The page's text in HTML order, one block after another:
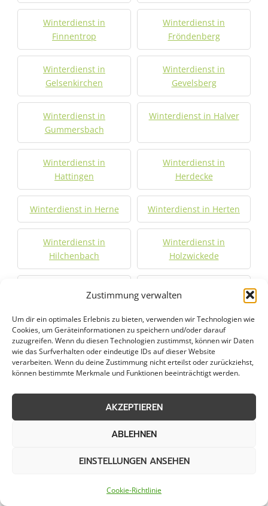
Zustimmung verwalten
Um dir ein optimales Erlebnis zu bieten, verwenden wir Technologien wie
Cookies, um Geräteinformationen zu speichern und/oder darauf
zuzugreifen. Wenn du diesen Technologien zustimmst, können wir Daten
wie das Surfverhalten oder eindeutige IDs auf dieser Website
verarbeiten. Wenn du deine Zustimmung nicht erteilst oder zurückziehst,
können bestimmte Merkmale und Funktionen beeinträchtigt werden.
AKZEPTIEREN
ABLEHNEN
EINSTELLUNGEN ANSEHEN
Cookie-Richtlinie
Winterdienst in
Finnentrop
Winterdienst in
Fröndenberg
Winterdienst in
Gelsenkirchen
Winterdienst in
Gevelsberg
Winterdienst in
Gummersbach
Winterdienst in Halver
Winterdienst in
Hattingen
Winterdienst in
Herdecke
Winterdienst in Herne Winterdienst in Herten
Winterdienst in
Hilchenbach
Winterdienst in
Holzwickede
Hückeswagen
Winterdienst in Iserlohn
Winterdienst in Kamen Winterdienst in Kierspe
Winterdienst in
Winterdienst in Kreuztal
Winterdienst in
Winterdienst in